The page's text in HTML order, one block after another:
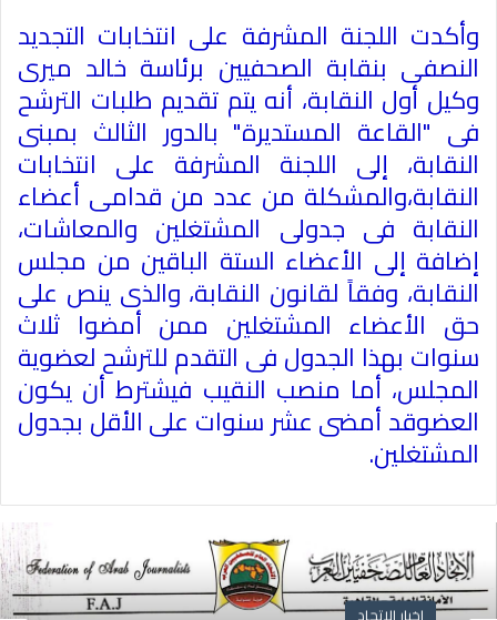
وأكدت اللجنة المشرفة على انتخابات التجديد
النصفى بنقابة الصحفيين برئاسة خالد ميرى
وكيل أول النقابة، أنه يتم تقديم طلبات الترشح
فى "القاعة المستديرة" بالدور الثالث بمبنى
النقابة، إلى اللجنة المشرفة على انتخابات
النقابة،والمشكلة من عدد من قدامى أعضاء
النقابة فى جدولى المشتغلين والمعاشات،
إضافة إلى الأعضاء الستة الباقين من مجلس
النقابة، وفقاً لقانون النقابة، والذى ينص على
حق الأعضاء المشتغلين ممن أمضوا ثلاث
سنوات بهذا الجدول فى التقدم للترشح لعضوية
المجلس، أما منصب النقيب فيشترط أن يكون
العضوقد أمضى عشر سنوات على الأقل بجدول
المشتغلين.
اخبار الاتحاد